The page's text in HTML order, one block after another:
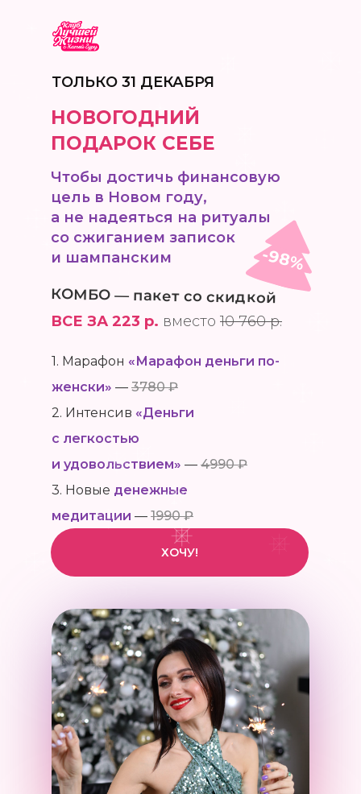
-98%
ТОЛЬКО 31 ДЕКАБРЯ
НОВОГОДНИЙ
ПОДАРОК СЕБЕ
Чтобы достичь финансовую
цель в Новом году,
а не надеяться на ритуалы
со сжиганием записок
и шампанским
ХОЧУ!
ВСЕ ЗА 223 р. вмес то 10 760 р.
1. Марафон «Марафон деньги по-
женски» — 3780 ₽
2. Интенсив «Деньги
с легкостью
и удовольствием» — 4990 ₽
3. Новые денежные
медитации — 1990 ₽
КОМБО — пакет со скидкой